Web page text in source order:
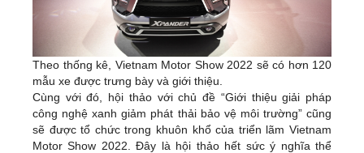
Theo thống kê, Vietnam Motor Show 2022 sẽ có hơn 120
mẫu xe được trưng bày và giới thiệu.
Cùng với đó, hội thảo với chủ đề “Giới thiệu giải pháp
công nghệ xanh giảm phát thải bảo vệ môi trường” cũng
sẽ được tổ chức trong khuôn khổ của triển lãm Vietnam
Motor Show 2022. Đây là hội thảo hết sức ý nghĩa thể